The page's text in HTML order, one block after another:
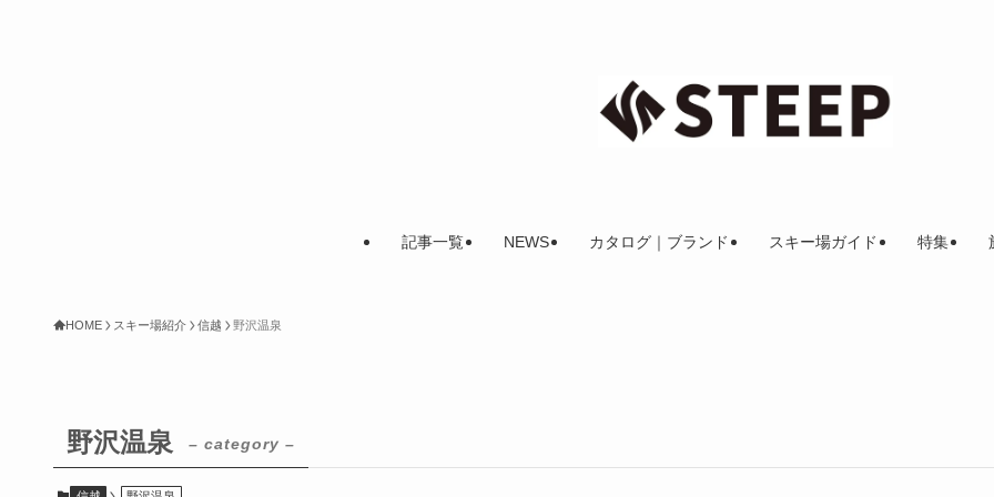
記事一覧 NEWS カタログ｜ブランド スキー場ガイド 特集
HOME スキー場紹介 信越 野沢温泉
野沢温泉 – category –